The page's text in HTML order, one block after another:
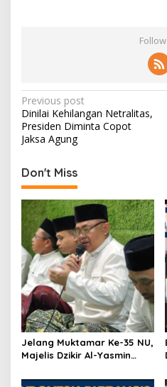
P
o
s
t
n
a
v
i
g
a
t
i
o
n
Previous post
Dinilai Kehilangan Netralitas,
Presiden Diminta Copot
Jaksa Agung
Don't Miss
Jelang Muktamar Ke-35 NU,
Majelis Dzikir Al-Yasmin
Persatuan Bangsa